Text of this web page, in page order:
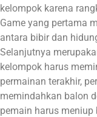
kelompok karena
Game yang pertama
antara bibir dan
Selanjutnya
kelompok harus
permainan terakhir,
memindahkan balon
pemain harus